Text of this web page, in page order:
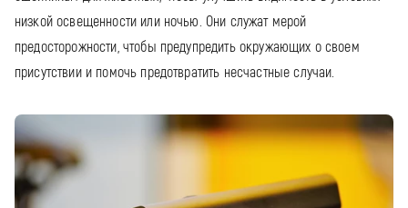
низкой освещенности или ночью. Они служат мерой
предосторожности, чтобы предупредить окружающих о своем
присутствии и помочь предотвратить несчастные случаи.